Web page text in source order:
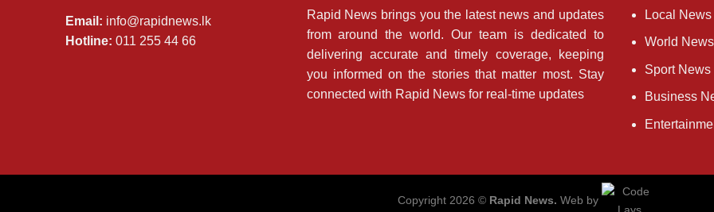
Email: info@rapidnews.lk
Hotline: 011 255 44 66
Rapid News brings you the latest news and updates
from around the world. Our team is dedicated to
delivering accurate and timely coverage, keeping
you informed on the stories that matter most. Stay
connected with Rapid News for real-time updates
Local News
World News
Sport News
Business
Copyright 2026 © Rapid News. Web by